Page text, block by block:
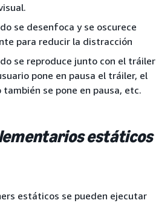
se desenfoca y se oscurece
para reducir la distracción
se reproduce junto con el tráiler
pone en pausa el tráiler, el
se pone en pausa, etc.
estáticos
estáticos se pueden ejecutar